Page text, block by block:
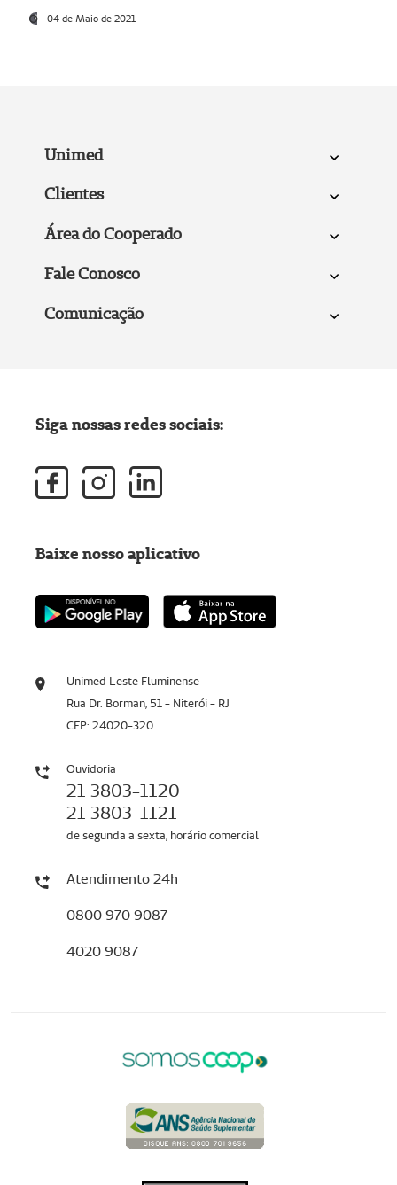
04 de Maio de 2021
Unimed
Clientes
Área do Cooperado
Fale Conosco
Comunicação
Unimed Leste Fluminense
Rua Dr. Borman, 51 - Niterói - RJ
CEP: 24020-320
Ouvidoria
21 3803-1120
21 3803-1121
de segunda a sexta, horário comercial
Atendimento 24h
0800 970 9087
4020 9087
Siga nossas redes sociais:
Baixe nosso aplicativo